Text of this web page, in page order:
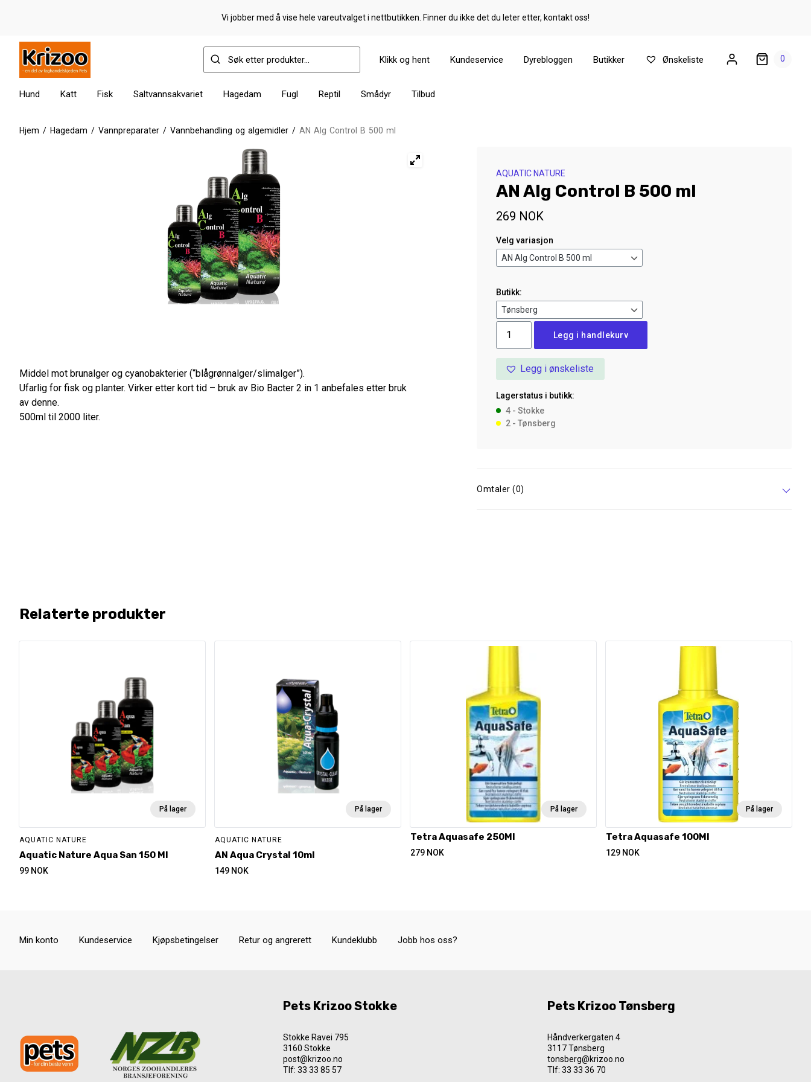
Vi jobber med å vise hele vareutvalget i nettbutikken. Finner du ikke det du leter etter, kontakt oss!
0
Klikk og hent Kundeservice Dyrebloggen Butikker Ønskeliste
Hund Katt Fisk Saltvannsakvariet Hagedam Fugl Reptil Smådyr Tilbud
Hjem / Hagedam / Vannpreparater / Vannbehandling og algemidler / AN Alg Control B 500 ml
AQUATIC NATURE
AN Alg Control B 500 ml
269 NOK
Velg variasjon
Butikk:
Alg
Control
ml
antall
Legg i handlekurv
Legg i ønskeliste
Lagerstatus i butikk:
4 - Stokke
2 - Tønsberg
Omtaler (0)
Middel mot brunalger og cyanobakterier (“blågrønnalger/slimalger”).
Ufarlig for fisk og planter. Virker etter kort tid – bruk av Bio Bacter 2 in 1 anbefales etter bruk
av denne.
500ml til 2000 liter.
Relaterte produkter
På lager
AQUATIC NATURE
Aquatic Nature Aqua San 150 Ml
99 NOK
På lager
AQUATIC NATURE
AN Aqua Crystal 10ml
149 NOK
På lager
Tetra Aquasafe 250Ml
279 NOK
På lager
Tetra Aquasafe 100Ml
129 NOK
Min konto Kundeservice Kjøpsbetingelser Retur og angrerett Kundeklubb Jobb hos oss?
Pets Krizoo Stokke
Stokke Ravei 795
3160 Stokke
post@krizoo.no
Tlf:33 33 85 57
Pets Krizoo Tønsberg
Håndverkergaten 4
3117 Tønsberg
tonsberg@krizoo.no
Tlf: 33 33 36 70